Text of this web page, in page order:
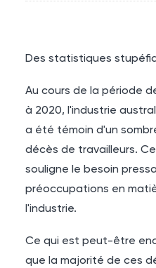
Des statistiques
Au cours de la période
à 2020, l'industrie
a été témoin d'un
décès de travailleurs.
souligne le besoin
préoccupations en
l'industrie.
Ce qui est peut-être
que la majorité de ces